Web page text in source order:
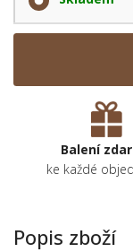
Balení
ke každé
Popis zboží